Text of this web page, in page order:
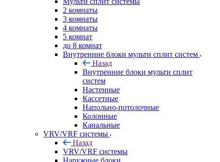
2 комнаты
3 комнаты
4 комнаты
5 комнат
до 8 комнат
Внутренние блоки мульти сплит систем
Назад
Внутренние блоки мульти сплит
систем
Настенные
Кассетные
Напольно-потолочные
Колонные
Канальные
VRV/VRF системы
Назад
VRV/VRF системы
Наружные блоки